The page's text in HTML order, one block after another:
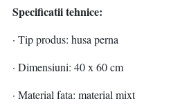
Specificatii tehnice:
· Tip produs: husa perna
· Dimensiuni: 40 x 60 cm
· Material fata: material mixt